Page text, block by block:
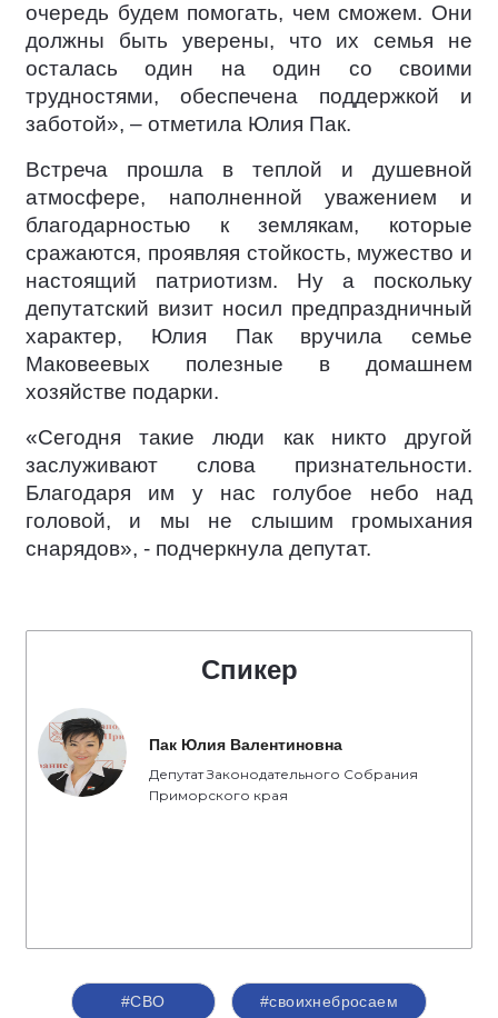
очередь будем помогать, чем сможем. Они
должны быть уверены, что их семья не
осталась один на один со своими
трудностями, обеспечена поддержкой и
заботой», – отметила Юлия Пак.
Встреча прошла в теплой и душевной
атмосфере, наполненной уважением и
благодарностью к землякам, которые
сражаются, проявляя стойкость, мужество и
настоящий патриотизм. Ну а поскольку
депутатский визит носил предпраздничный
характер, Юлия Пак вручила семье
Маковеевых полезные в домашнем
хозяйстве подарки.
«Сегодня такие люди как никто другой
заслуживают слова признательности.
Благодаря им у нас голубое небо над
головой, и мы не слышим громыхания
снарядов», - подчеркнула депутат.
Спикер
Пак Юлия Валентиновна
Депутат Законодательного Собрания
Приморского края
#СВО #своихнебросаем